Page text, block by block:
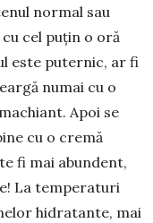
normal sau
cel puțin o oră
este puternic, ar fi
numai cu o
Apoi se
cu o cremă
fi mai abun­dent,
La temperaturi
hidratante, mai